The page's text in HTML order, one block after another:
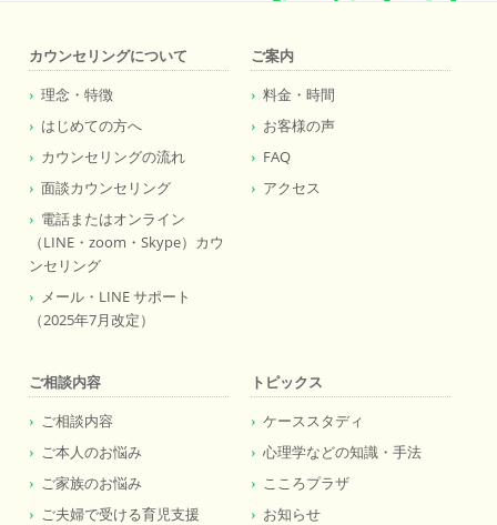
カウンセリングについて
理念・特徴
はじめての方へ
カウンセリングの流れ
面談カウンセリング
電話またはオンライン
（LINE・zoom・Skype）カウ
ンセリング
メール・LINE サポート
（2025年7月改定）
ご案内
料金・時間
お客様の声
FAQ
アクセス
ご相談内容
ご相談内容
ご本人のお悩み
ご家族のお悩み
ご夫婦で受ける育児支援
トピックス
ケーススタディ
心理学などの知識・手法
こころプラザ
お知らせ